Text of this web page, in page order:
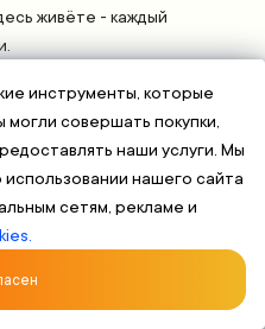
живёте - каждый
языковые
с вами
инструменты, которые
совершать покупки,
наши услуги. Мы
нашего сайта
сетям, рекламе и